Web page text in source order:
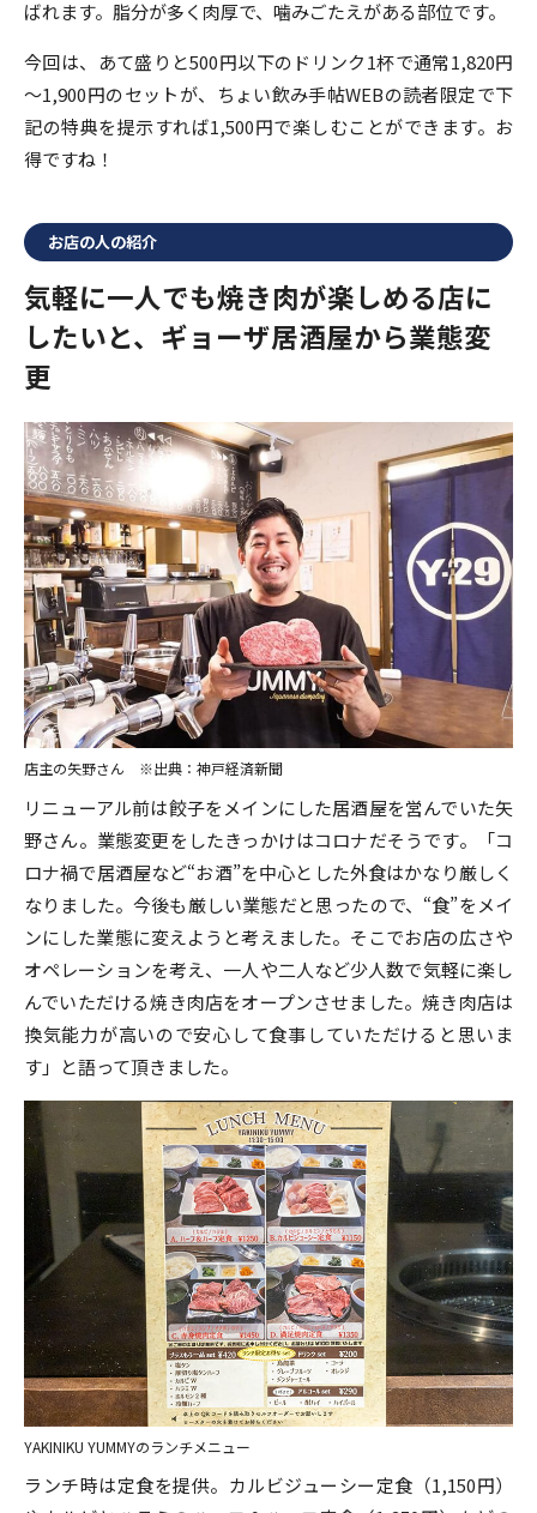
ばれます。脂分が多く肉厚で、噛みごたえがある部位です。
今回は、あて盛りと500円以下のドリンク1杯で通常1,820円
～1,900円のセットが、ちょい飲み手帖WEBの読者限定で下
記の特典を提示すれば1,500円で楽しむことができます。お
得ですね！
お店の人の紹介
気軽に一人でも焼き肉が楽しめる店に
したいと、ギョーザ居酒屋から業態変
更
店主の矢野さん ※出典：神戸経済新聞
リニューアル前は餃子をメインにした居酒屋を営んでいた矢
野さん。業態変更をしたきっかけはコロナだそうです。「コ
ロナ禍で居酒屋など“お酒”を中心とした外食はかなり厳しく
なりました。今後も厳しい業態だと思ったので、“食”をメイ
ンにした業態に変えようと考えました。そこでお店の広さや
オペレーションを考え、一人や二人など少人数で気軽に楽し
んでいただける焼き肉店をオープンさせました。焼き肉店は
換気能力が高いので安心して食事していただけると思いま
す」と語って頂きました。
YAKINIKU YUMMYのランチメニュー
ランチ時は定食を提供。カルビジューシー定食（1,150円）